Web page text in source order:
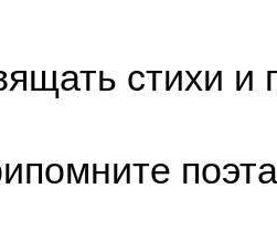
стихи и